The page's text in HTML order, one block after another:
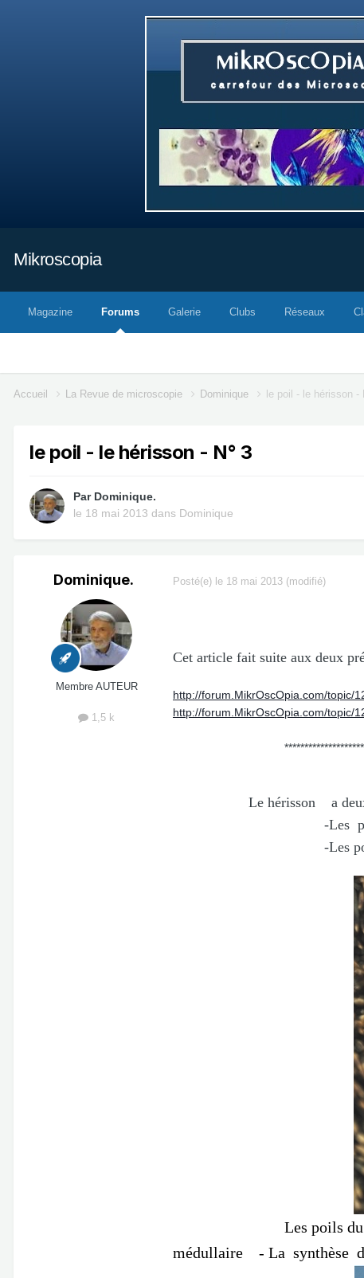
Mikroscopia
Magazine Forums Galerie Clubs Réseaux
Accueil La Revue de microscopie Dominique le poil - le hérisson -
le poil - le hérisson - N° 3
Par Dominique.
le 18 mai 2013 dans Dominique
Dominique.
Membre AUTEUR
1,5 k
Posté(e) le 18 mai 2013 (modifié)
Cet article fait suite aux deux
http://forum.MikrOscOpia.com/topic/
http://forum.MikrOscOpia.com/topic/
Le hérisson a deux
-Les poils du
-Les poils du
Les poils du ventre
médullaire - La synthèse